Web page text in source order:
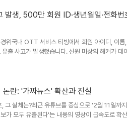
다. 또한, 피해를 입은 이용자들에게 투명하게 상황
합니다. 이용자들은 자신의 개인정보가 어떻게 유
막기 위한 예방 조치를 취해야 합니다. 향후 전망
발생, 500만 회원 ID·생년월일·전화번
위국내 OTT 서비스 티빙에서 회원 아이디, 이름
출 사고가 발생했습니다. 신원 미상의 해커가 데
외부로 전송한 것으로 확인되었습니다. 주민등록번
합동조사단을 구성하여 사고 원인 조사에 착수했
한 티빙의 이번 개인정보 유출 규모는 상당할 것으
란: '가짜뉴스' 확산과 진실
그 실체는?최근 유튜브를 중심으로 '2월 11일까
가 모두 유출된다'는 내용의 영상이 급속도로 확
만 회를 넘기며 '카톡 강제 수집'이라는 연관 검